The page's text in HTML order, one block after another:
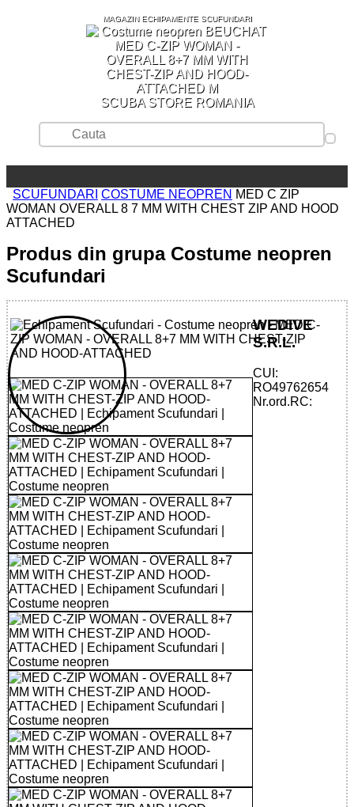
MAGAZIN ECHIPAMENTE SCUFUNDARI
SCUBA STORE ROMANIA
SCUFUNDARI COSTUME NEOPREN MED C ZIP
WOMAN OVERALL 8 7 MM WITH CHEST ZIP AND HOOD
ATTACHED
Produs din grupa Costume neopren
Scufundari
WEDIVE
S.R.L.
CUI:
RO49762654
Nr.ord.RC: